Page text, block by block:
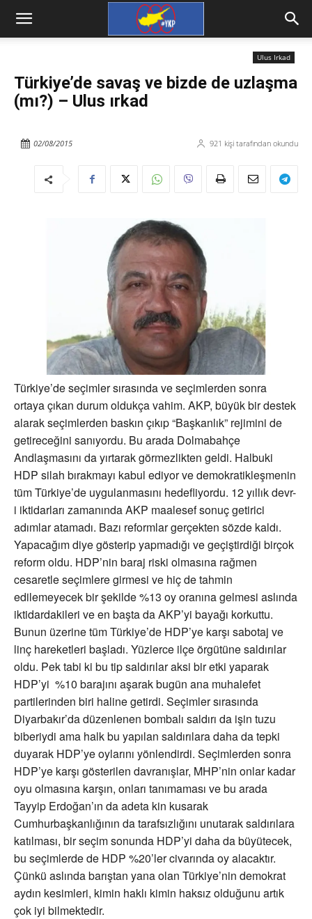
Ulus Irkad
Türkiye’de savaş ve bizde de uzlaşma
(mı?) – Ulus ırkad
921 kişi tarafından okundu
02/08/2015
Türkiye’de seçimler sırasında ve seçimlerden sonra
ortaya çıkan durum oldukça vahim. AKP, büyük bir destek
alarak seçimlerden baskın çıkıp “Başkanlık” rejimini de
getireceğini sanıyordu. Bu arada Dolmabahçe
Andlaşmasını da yırtarak görmezlikten geldi. Halbuki
HDP silah bırakmayı kabul ediyor ve demokratikleşmenin
tüm Türkiye’de uygulanmasını hedefliyordu. 12 yıllık devr-
i iktidarları zamanında AKP maalesef sonuç getirici
adımlar atamadı. Bazı reformlar gerçekten sözde kaldı.
Yapacağım diye gösterip yapmadığı ve geçiştirdiği birçok
reform oldu. HDP’nin baraj riski olmasına rağmen
cesaretle seçimlere girmesi ve hiç de tahmin
edilemeyecek bir şekilde %13 oy oranına gelmesi aslında
iktidardakileri ve en başta da AKP’yi bayağı korkuttu.
Bunun üzerine tüm Türkiye’de HDP’ye karşı sabotaj ve
linç hareketleri başladı. Yüzlerce ilçe örgütüne saldırılar
oldu. Pek tabi ki bu tip saldırılar aksi bir etki yaparak
HDP’yi %10 barajını aşarak bugün ana muhalefet
partilerinden biri haline getirdi. Seçimler sırasında
Diyarbakır’da düzenlenen bombalı saldırı da işin tuzu
biberiydi ama halk bu yapılan saldırılara daha da tepki
duyarak HDP’ye oylarını yönlendirdi. Seçimlerden sonra
HDP’ye karşı gösterilen davranışlar, MHP’nin onlar kadar
oyu olmasına karşın, onları tanımaması ve bu arada
Tayyip Erdoğan’ın da adeta kin kusarak
Cumhurbaşkanlığının da tarafsızlığını unutarak saldırılara
katılması, bir seçim sonunda HDP’yi daha da büyütecek,
bu seçimlerde de HDP %20’ler civarında oy alacaktır.
Çünkü aslında barıştan yana olan Türkiye’nin demokrat
aydın kesimleri, kimin haklı kimin haksız olduğunu artık
çok iyi bilmektedir.